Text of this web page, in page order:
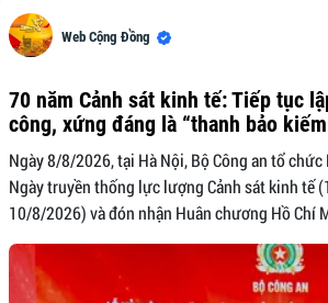
Web Cộng Đồng
70 năm Cảnh sát kinh tế: Tiếp tục
công, xứng đáng là “thanh bảo
Ngày 8/8/2026, tại Hà Nội, Bộ Công an tổ chức
Ngày truyền thống lực lượng Cảnh sát kinh tế
10/8/2026) và đón nhận Huân chương Hồ Chí